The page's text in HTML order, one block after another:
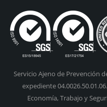
Servicio Ajeno de Prevención
expediente
Economía, Trabajo y